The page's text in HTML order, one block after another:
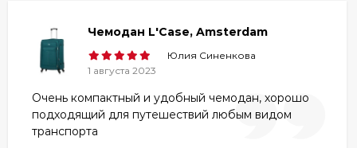
Чемодан L'Case, Amsterdam
Юлия Синенкова
1 августа 2023
Очень компактный и удобный чемодан, хорошо
подходящий для путешествий любым видом
транспорта